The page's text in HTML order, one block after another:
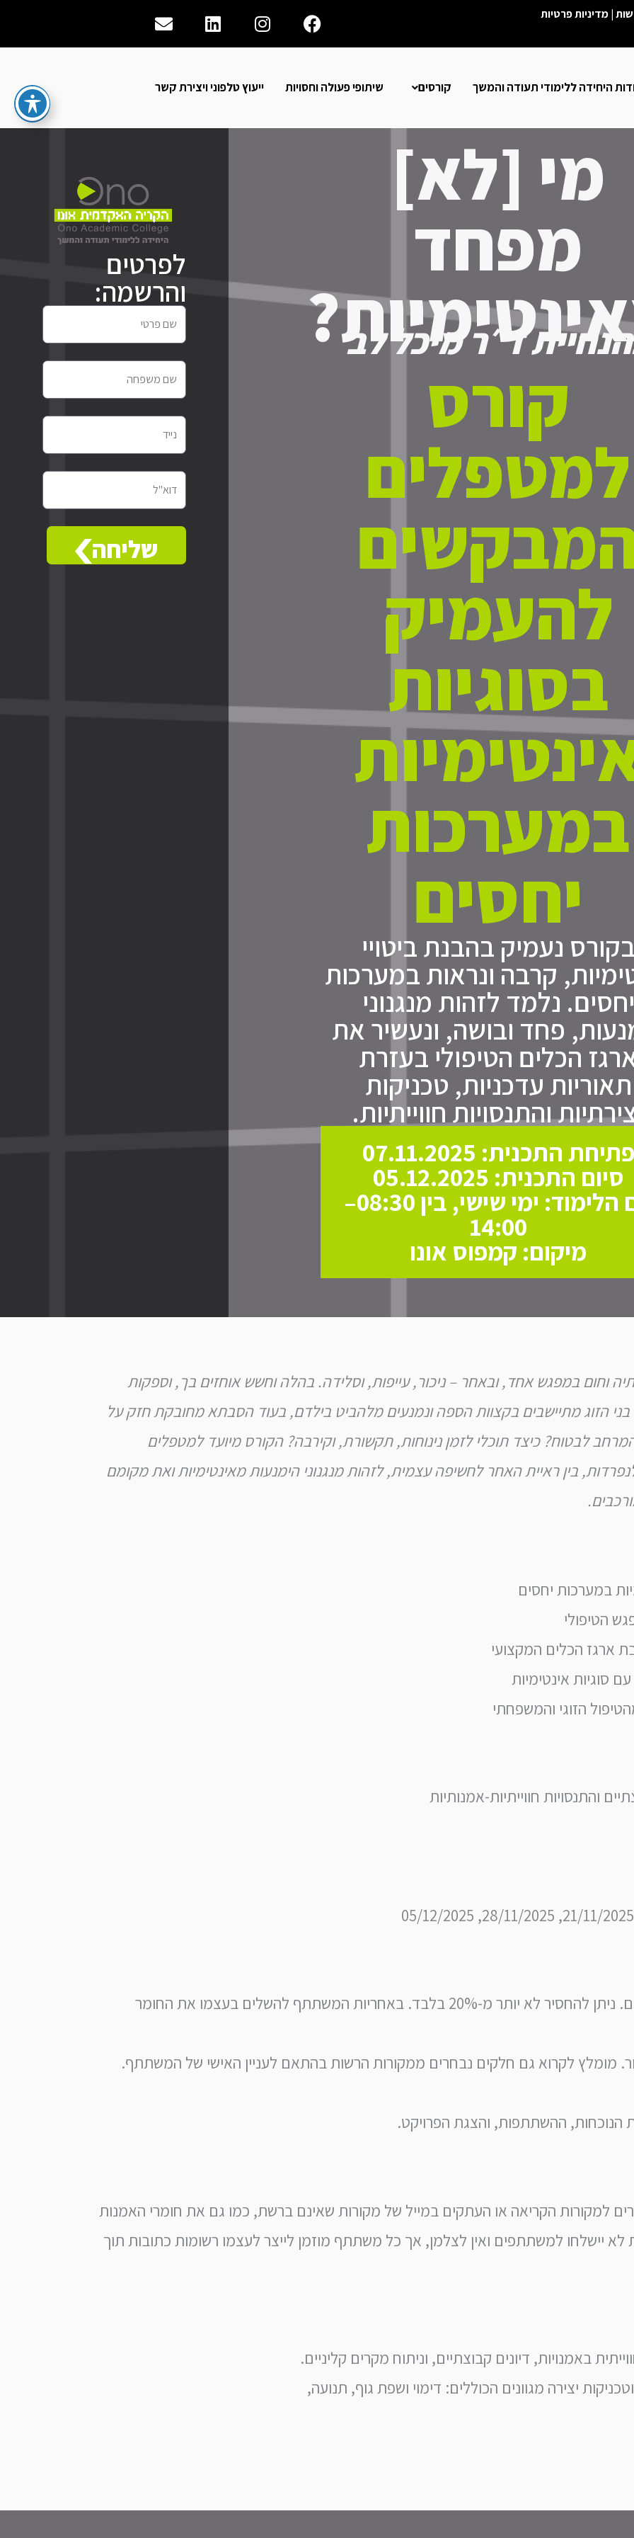
|מדיניות פרטיות Facebook
Instagram
Linkedin
Envelope
היחידה ללימודי תעודה והמשך קורסים שיתופי פעולה וחסויות ייעוץ טלפוני ויצירת קשר
מי [לא]
מפחד
ד״ר מיכל לב
קורס
למטפלים
להעמיק
בסוגיות
במערכות
יחסים
נעמיק בהבנת ביטויי
קרבה ונראות במערכות
יחסים. נלמד לזהות מנגנוני
פחד ובושה, ונעשיר את
הכלים הטיפולי בעזרת
תאוריות עדכניות, טכניקות
והתנסויות חווייתיות.
פתיחת התכנית: 07.11.2025
סיום התכנית: 05.12.2025
יום הלימוד: ימי שישי, בין 08:30–
14:00
מיקום: קמפוס אונו
לפרטים
והרשמה:
שליחה
וחום במפגש אחד, ובאחר – ניכור, עייפות, וסלידה. בהלה וחשש אוחזים בך, וספקות
הזוג מתיישבים בקצוות הספה ונמנעים מלהביט בילדם, בעוד הסבתא מחובקת חזק על
לבטוח? כיצד תוכלי לזמן נינוחות, תקשורת, וקירבה? הקורס מיועד למטפלים
בין ראיית האחר לחשיפה עצמית, לזהות מנגנוני הימנעות מאינטימיות ואת מקומם
במערכות יחסים
הטיפולי
ארגז הכלים המקצועי
סוגיות אינטימיות
הזוגי והמשפחתי
והתנסויות חווייתיות-אמנותיות
• השתתפות – נוכחות אקטיבית בשיעורים. ניתן להחסיר לא יותר מ-20% בלבד. באחריות המשתתף להשלים בעצמו את החומר
מומלץ לקרוא גם חלקים נבחרים ממקורות הרשות בהתאם לעניין האישי של המשתתף.
הנוכחות, ההשתתפות, והצגת הפרויקט.
למקורות הקריאה או העתקים במייל של מקורות שאינם ברשת, כמו גם את חומרי האמנות
לא יישלחו למשתתפים ואין לצלמן, אך כל משתתף מוזמן לייצר לעצמו רשומות כתובות תוך
באמנויות, דיונים קבוצתיים, וניתוח מקרים קליניים.
יצירה מגוונים הכוללים: דימוי ושפת גוף, תנועה,